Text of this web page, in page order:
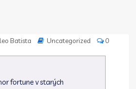
Batista Uncategorized 0
fortune v starých